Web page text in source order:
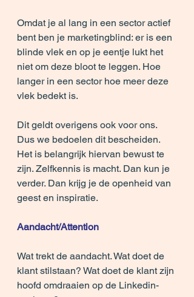
Omdat je al lang in een sector actief
bent ben je marketingblind: er is een
blinde vlek en op je eentje lukt het
niet om deze bloot te leggen. Hoe
langer in een sector hoe meer deze
vlek bedekt is.
Dit geldt overigens ook voor ons.
Dus we bedoelen dit bescheiden.
Het is belangrijk hiervan bewust te
zijn. Zelfkennis is macht. Dan kun je
verder. Dan krijg je de openheid van
geest en inspiratie.
Aandacht/Attention
Wat trekt de aandacht. Wat doet de
klant stilstaan? Wat doet de klant zijn
hoofd omdraaien op de Linkedin-